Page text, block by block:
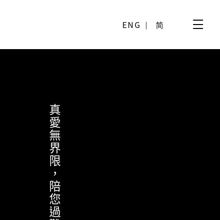
ENG 简
真愛無界限，陪您過難關。